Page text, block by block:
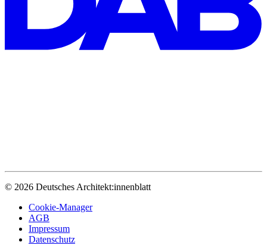
© 2026 Deutsches Architekt:innenblatt
Cookie-Manager
AGB
Impressum
Datenschutz